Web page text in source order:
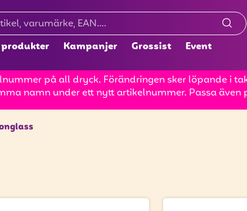
Kampanjer Grossist Event
på all dryck. Förändringen sker löpande i
namn under ett nytt artikelnummer. Passa